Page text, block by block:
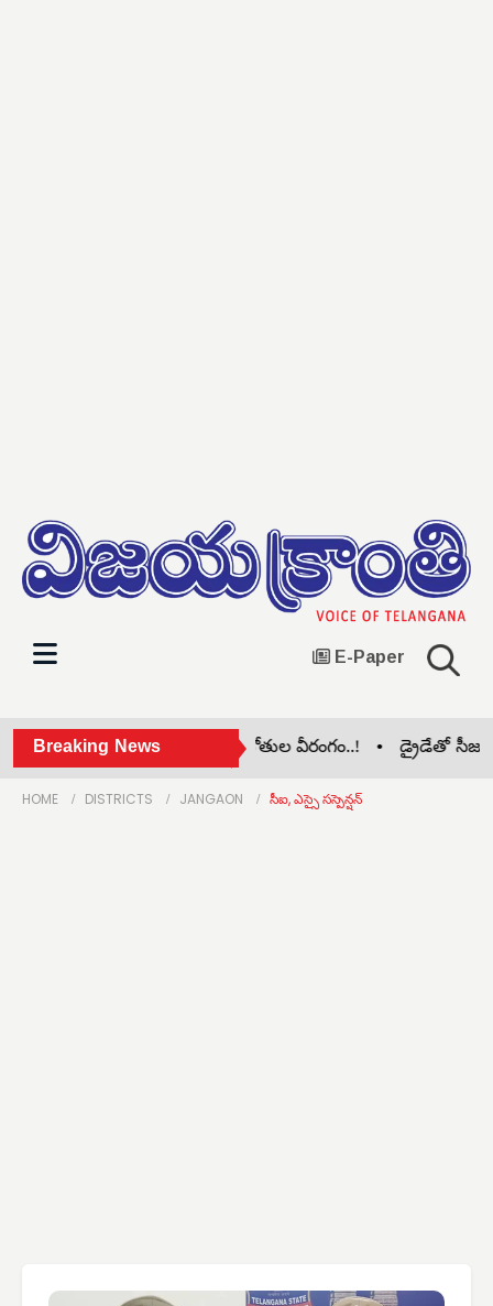
E-Paper
Breaking News
సోమశిల కృష్ణానది వద్ద తాగుబోతుల వీరంగం..! • డ్రైడేతో సీజనల్
HOME DISTRICTS JANGAON సీఐ, ఎస్సై సస్పెన్షన్